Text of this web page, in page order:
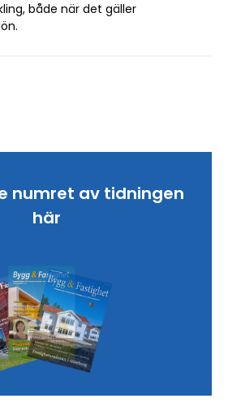
både när det gäller
numret av tidningen
här